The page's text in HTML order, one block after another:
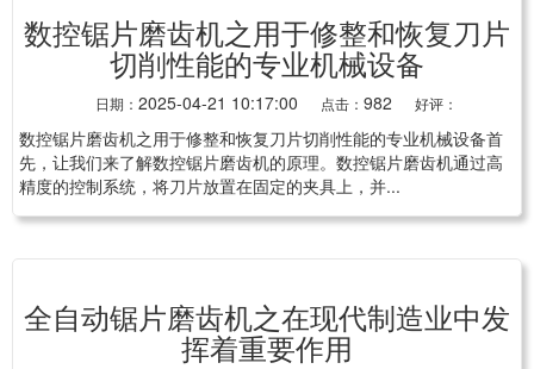
数控锯片磨齿机之用于修整和恢复刀片
切削性能的专业机械设备
日期： 2025-04-21 10:17:00 点击： 982 好评：
数控锯片磨齿机之用于修整和恢复刀片切削性能的专业机械设备首
先，让我们来了解数控锯片磨齿机的原理。数控锯片磨齿机通过高
精度的控制系统，将刀片放置在固定的夹具上，并...
全自动锯片磨齿机之在现代制造业中发
挥着重要作用